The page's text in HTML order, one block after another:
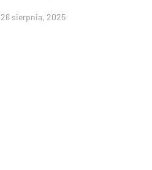
26 sierpnia, 2025